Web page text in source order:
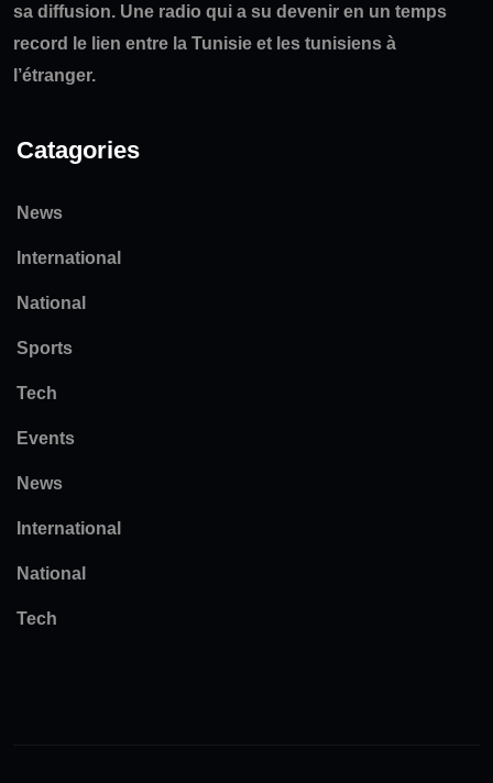
sa diffusion. Une radio qui a su devenir en un temps
record le lien entre la Tunisie et les tunisiens à
l’étranger.
Catagories
News
International
National
Sports
Tech
Events
News
International
National
Tech